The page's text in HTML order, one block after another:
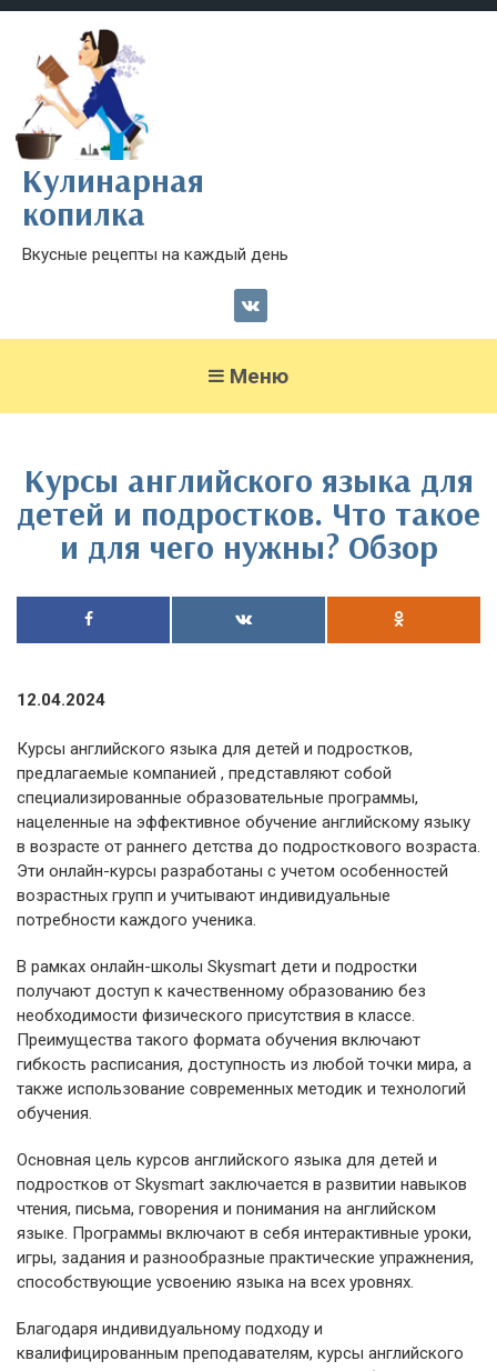
Кулинарная
копилка
Вкусные рецепты на каждый день
Меню
Курсы английского языка для
детей и подростков. Что такое
и для чего нужны? Обзор
12.04.2024
Курсы английского языка для детей и подростков,
предлагаемые компанией , представляют собой
специализированные образовательные программы,
нацеленные на эффективное обучение английскому языку
в возрасте от раннего детства до подросткового возраста.
Эти онлайн-курсы разработаны с учетом особенностей
возрастных групп и учитывают индивидуальные
потребности каждого ученика.
В рамках онлайн-школы Skysmart дети и подростки
получают доступ к качественному образованию без
необходимости физического присутствия в классе.
Преимущества такого формата обучения включают
гибкость расписания, доступность из любой точки мира, а
также использование современных методик и технологий
обучения.
Основная цель курсов английского языка для детей и
подростков от Skysmart заключается в развитии навыков
чтения, письма, говорения и понимания на английском
языке. Программы включают в себя интерактивные уроки,
игры, задания и разнообразные практические упражнения,
способствующие усвоению языка на всех уровнях.
Благодаря индивидуальному подходу и
квалифицированным преподавателям, курсы английского